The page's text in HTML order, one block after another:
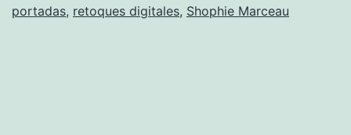
portadas, retoques digitales, Shophie Marceau